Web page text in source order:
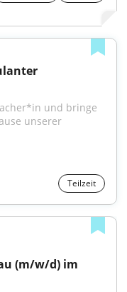
und bringe
unserer
Teilzeit
(m/w/d) im